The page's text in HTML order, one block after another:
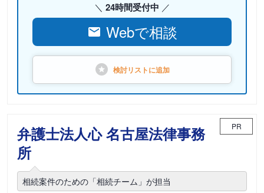
24時間受付中
Webで相談
検討リストに追加
弁護士法人心 名古屋法律事務
所
PR
相続案件のための「相続チーム」が担当